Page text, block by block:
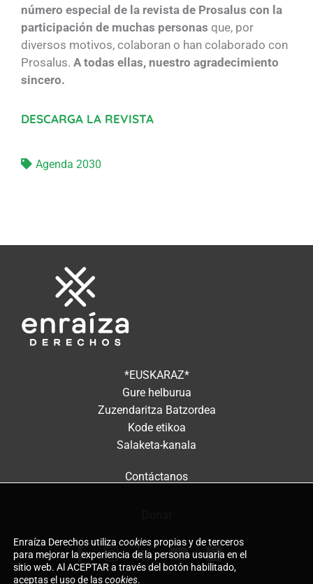
número especial de la revista de Prosalus con la
participación de muchas personas que, por
diversos motivos, colaboran o han colaborado con
Prosalus. A todas ellas, nuestro agradecimiento
sincero.
DESCARGA LA REVISTA
Agenda 2030
*EUSKARAZ*
Gure helburua
Zuzendaritza Batzordea
Kode etikoa
Salaketa-kanala
Contáctanos
Enraíza Derechos utiliza cookies propias y de terceros
para mejorar la experiencia de la persona usuaria en el
sitio web. Al ACEPTAR a través del botón habilitado,
aceptas el uso de lascookies.